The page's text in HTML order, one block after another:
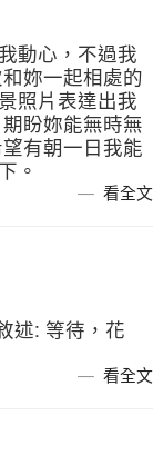
動心，不過我
妳一起相處的
照片表達出我
盼妳能無時無
有朝一日我能
。
看全文
述: 等待，花
看全文